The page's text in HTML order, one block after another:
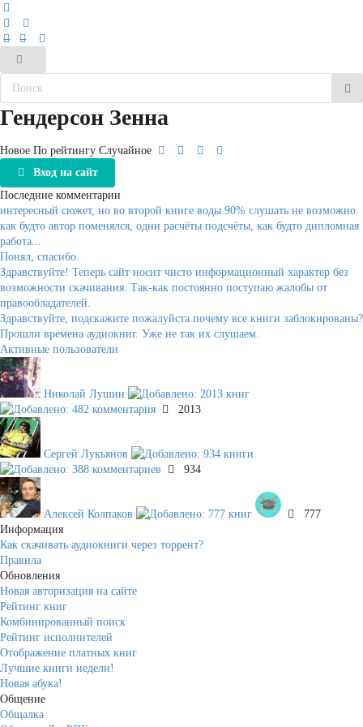
Гендерсон Зенна
Новое По рейтингу Случайное
Вход на сайт
Последние комментарии
интересный сюжет, но во второй книге воды 90% слушать не возможно.
как будто автор поменялся, одни расчёты подсчёты, как будто дипломная
работа...
Понял, спасибо.
Здравствуйте! Теперь сайт носит чисто информационный характер без
возможности скачивания. Так-как постоянно поступаю жалобы от
правообладателей.
Здравствуйте, подскажите пожалуйста почему все книги заблокированы?
Прошли времена аудиокниг. Уже не так их слушаем.
Активные пользователи
Николай Лушин
2013
Сергей Лукьянов
934
Алексей Колпаков
777
Информация
Как скачивать аудиокниги через торрент?
Правила
Обновления
Новая авторизация на сайте
Рейтинг книг
Комбинированный поиск
Рейтинг исполнителей
Отображение платных книг
Лучшие книги недели!
Новая абука!
Общение
Общалка